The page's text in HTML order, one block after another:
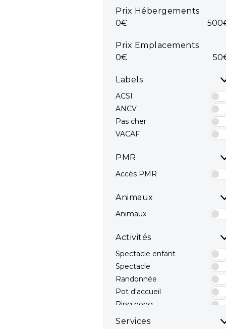
dans le Sud est
dans le Sud ouest
mediterranee
en Méditerranée
sur la côte Atlantique
sur la Côte d'Azur
Prix Hébergements
0€
Prix Emplacements
0€
Labels
ACSI
ANCV
Pas cher
VACAF
PMR
Accès PMR
Animaux
Animaux
Activités
Spectacle enfant
Spectacle
Randonnée
Pot d'accueil
Ping pong
Terrain Multisport
Services